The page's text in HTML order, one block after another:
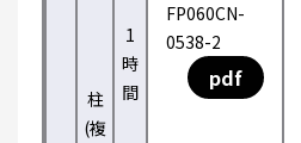
柱
(複
1
時
間
FP060CN-
0538-2
pdf